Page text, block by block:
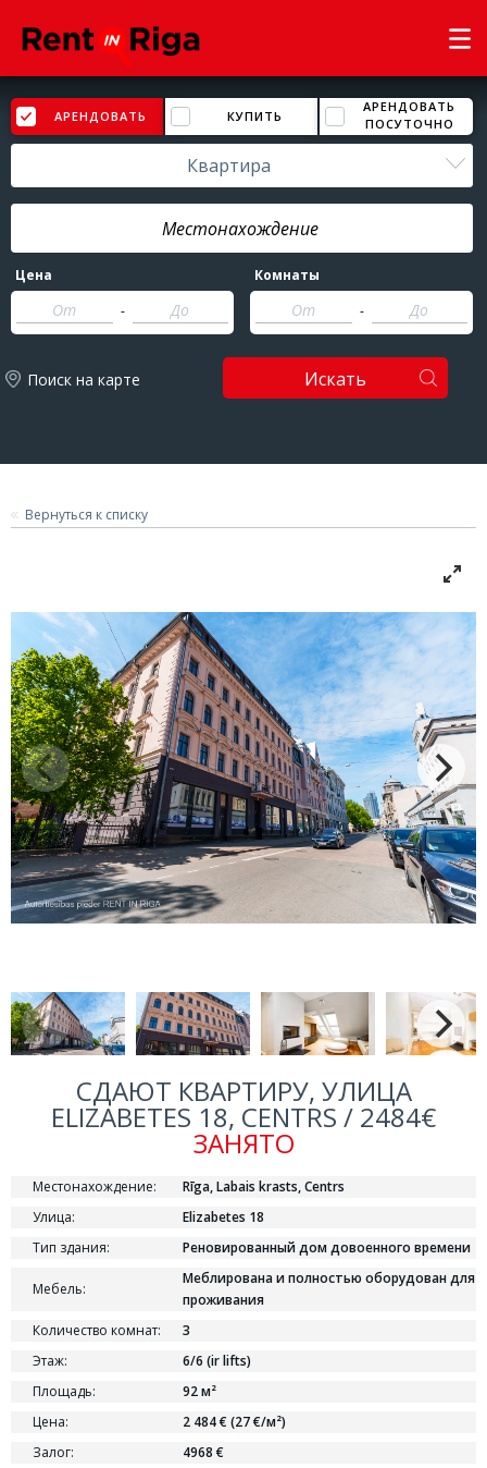
АРЕНДОВАТЬ КУПИТЬ
АРЕНДОВАТЬ
ПОСУТОЧНО
Квартира
Цена
-
Комнаты
-
Поиск на карте Искать
Вернуться к списку
СДАЮТ КВАРТИРУ, УЛИЦА
ELIZABETES 18, CENTRS / 2484€
ЗАНЯТО
Местонахождение:
Rīga, Labais krasts, Centrs
Улица:
Elizabetes 18
Тип здания:
Реновированный дом довоенного времени
Мебель:
Меблирована и полностью оборудован для
проживания
Количество комнат:
3
Этаж:
6/6 (ir lifts)
Площадь:
92 м²
Цена:
2 484 € (27 €/м²)
Залог:
4968 €